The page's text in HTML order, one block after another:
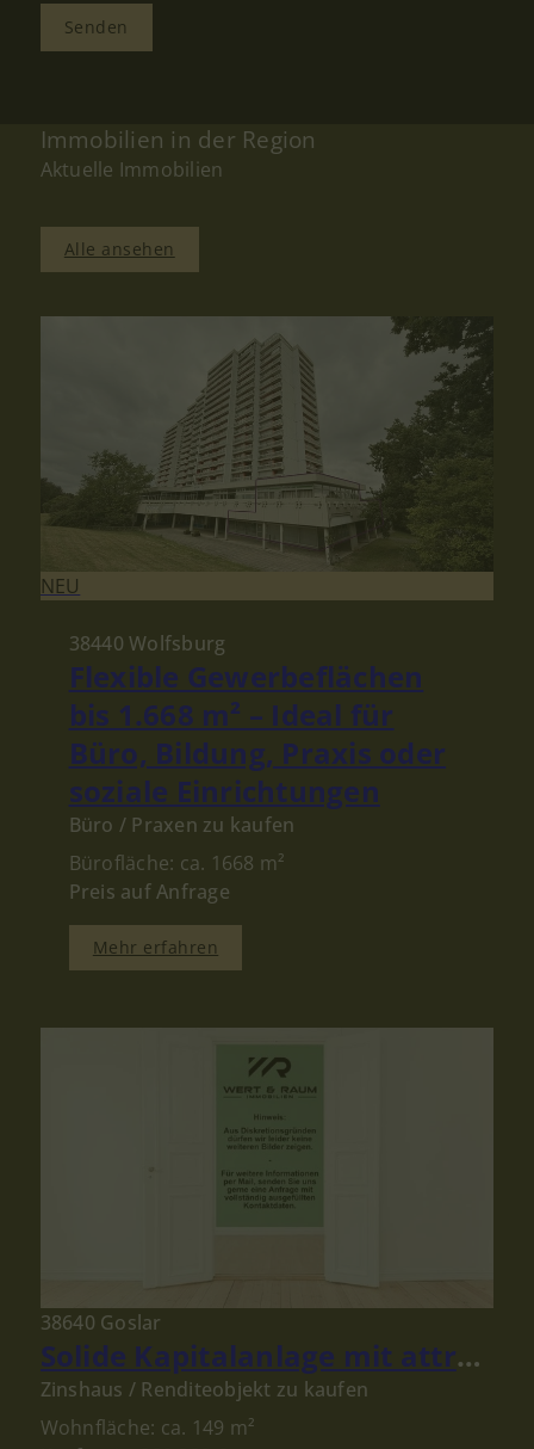
Senden
Immobilien in der Region
Aktuelle Immobilien
Alle ansehen
NEU
38440 Wolfsburg
Flexible Gewerbeflächen
bis 1.668 m² – Ideal für
Büro, Bildung, Praxis oder
soziale Einrichtungen
Büro / Praxen zu kaufen
Bürofläche: ca. 1668 m²
Preis auf Anfrage
Mehr erfahren
38640 Goslar
Solide Kapitalanlage mit attraktivem Ertrag in der Goslarer Altstadt
Zinshaus / Renditeobjekt zu kaufen
Wohnfläche: ca. 149 m²